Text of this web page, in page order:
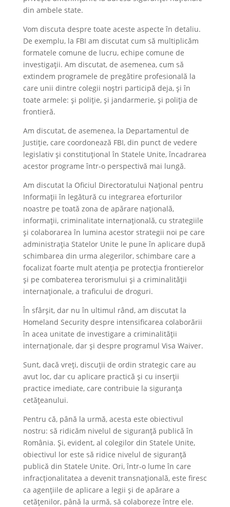
din ambele state.
Vom discuta despre toate aceste aspecte în detaliu.
De exemplu, la FBI am discutat cum să multiplicăm
formatele comune de lucru, echipe comune de
investigații. Am discutat, de asemenea, cum să
extindem programele de pregătire profesională la
care unii dintre colegii noștri participă deja, și în
toate armele: și poliție, și jandarmerie, și poliția de
frontieră.
Am discutat, de asemenea, la Departamentul de
Justiție, care coordonează FBI, din punct de vedere
legislativ și constituțional în Statele Unite, încadrarea
acestor programe într-o perspectivă mai lungă.
Am discutat la Oficiul Directoratului Național pentru
Informații în legătură cu integrarea eforturilor
noastre pe toată zona de apărare națională,
informații, criminalitate internațională, cu strategiile
și colaborarea în lumina acestor strategii noi pe care
administrația Statelor Unite le pune în aplicare după
schimbarea din urma alegerilor, schimbare care a
focalizat foarte mult atenția pe protecția frontierelor
și pe combaterea terorismului și a criminalității
internaționale, a traficului de droguri.
În sfârșit, dar nu în ultimul rând, am discutat la
Homeland Security despre intensificarea colaborării
în acea unitate de investigare a criminalității
internaționale, dar și despre programul Visa Waiver.
Sunt, dacă vreți, discuții de ordin strategic care au
avut loc, dar cu aplicare practică și cu inserții
practice imediate, care contribuie la siguranța
cetățeanului.
Pentru că, până la urmă, acesta este obiectivul
nostru: să ridicăm nivelul de siguranță publică în
România. Și, evident, al colegilor din Statele Unite,
obiectivul lor este să ridice nivelul de siguranță
publică din Statele Unite. Ori, într-o lume în care
infracționalitatea a devenit transnațională, este firesc
ca agențiile de aplicare a legii și de apărare a
cetățenilor, până la urmă, să colaboreze între ele.